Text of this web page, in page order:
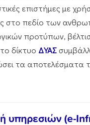
επιστήμες με
πεδίο των
προτύπων,
δίκτυο ΔΥΑΣ
τα αποτελέσματα
υπηρεσιών (e-